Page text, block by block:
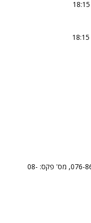
ייעוץ בנושאי משכנתאות מס' טלפון: 076-8679088, מס' פקס: 08-